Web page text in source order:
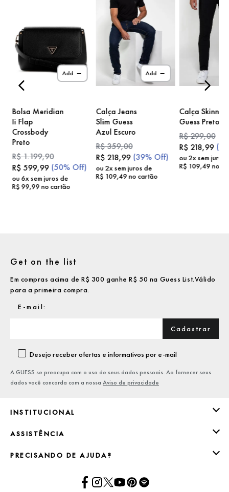
Add
Bolsa Meridian
Ii Flap
Crossbody
Preto
R$1.199,90
R$ 599,99 (50% Off)
ou 6x sem juros de
R$ 99,99no cartão
Add
Calça Jeans
Slim Guess
Azul Escuro
R$359,00
R$ 218,99 (39% Off)
ou2x sem juros de
R$ 109,49no cartão
Calça Skinny
Guess Preto
R$299,00
R$ 218,99 (
ou 2x sem juros
R$ 109,49no
INSTITUCIONAL
ASSISTÊNCIA
PRECISANDO DE AJUDA?
Get on the list
Em compras acima de R$ 300 ganhe R$ 50 na Guess List.Válido
para a primeira compra.
Cadastrar
Desejo receber ofertas e informativos por e-mail
A GUESS se preocupa com o uso de seus dados pessoais. Ao fornecer seus
dados você concorda com a nossa Aviso de privacidade